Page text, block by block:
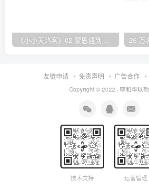
《小小天路客》02 蒙恩遇到传道人 海伦L·泰勒
友链申请 免责声明 广告合作
Copyright © 2022 · 耶和华以勒
技术支持 运营管理